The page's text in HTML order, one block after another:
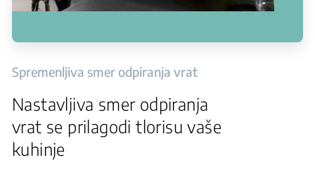
Spremenljiva smer odpiranja vrat
Nastavljiva smer odpiranja
vrat se prilagodi tlorisu vaše
kuhinje